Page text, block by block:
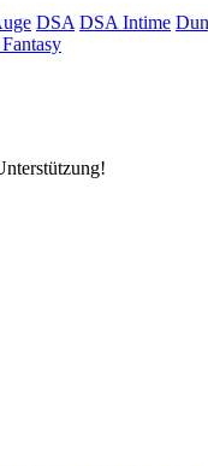
DSA DSA Intime